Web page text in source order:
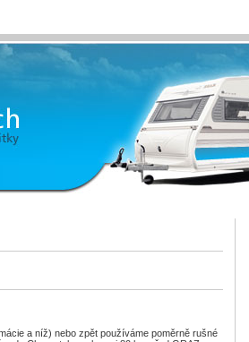
a níž) nebo zpět používáme poměrně rušné